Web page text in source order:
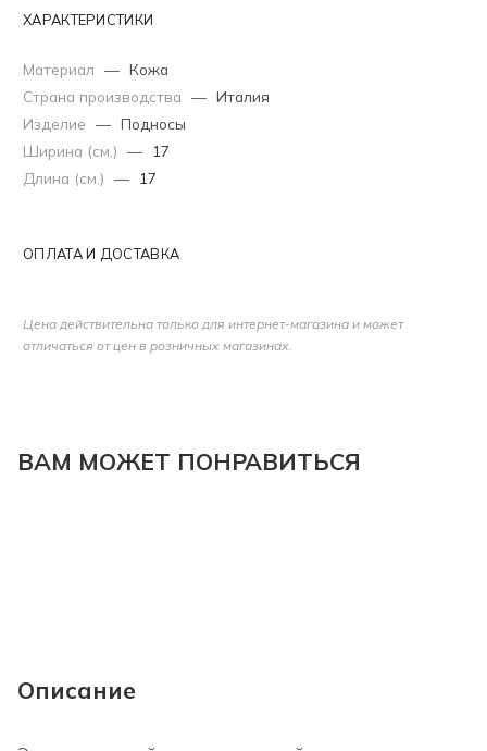
ХАРАКТЕРИСТИКИ
Материал — Кожа
Страна производства — Италия
Изделие — Подносы
Ширина (см.) —
17
Длина (см.) — 17
ОПЛАТА И ДОСТАВКА
Цена действительна только для интернет-магазина и может
отличаться от цен в розничных магазинах.
ВАМ МОЖЕТ ПОНРАВИТЬСЯ
Описание